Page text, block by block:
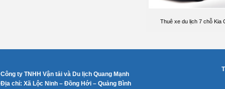
Thuê xe du lịch 7 chỗ Kia
Công ty TNHH Vận tải và Du lịch Quang Mạnh
Địa chỉ: Xã Lộc Ninh – Đồng Hới – Quảng Bình